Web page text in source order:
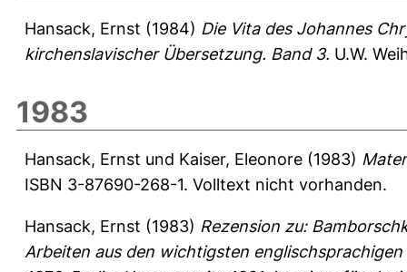
Hansack, Ernst (1984) Die Vita des Johannes
kirchenslavischer Übersetzung. Band 3. U.W.
1983
Hansack, Ernst und Kaiser, Eleonore (1983)
ISBN 3-87690-268-1. Volltext nicht vorhanden.
Hansack, Ernst (1983) Rezension zu:
Arbeiten aus den wichtigsten